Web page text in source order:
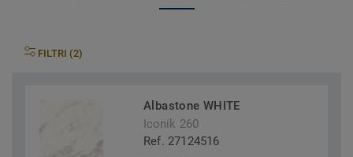
FILTRI (2)
Albastone WHITE
Iconik 260
Ref. 27124516